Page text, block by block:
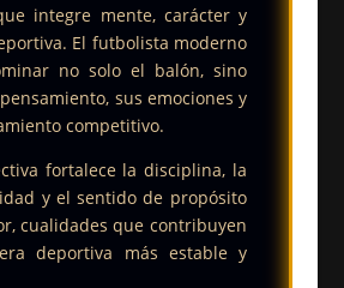
integre mente, carácter y
El futbolista moderno
no solo el balón, sino
sus emociones y
competitivo.
fortalece la disciplina, la
y el sentido de propósito
cualidades que contribuyen
deportiva más estable y